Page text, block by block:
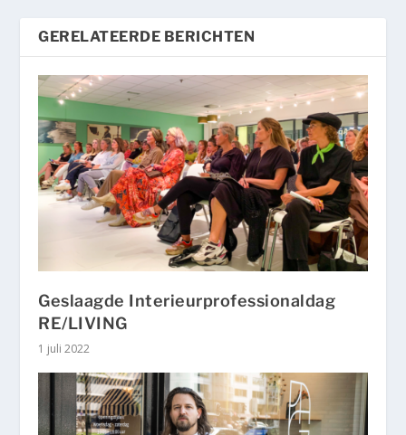
GERELATEERDE BERICHTEN
Geslaagde Interieurprofessionaldag
RE/LIVING
1 juli 2022